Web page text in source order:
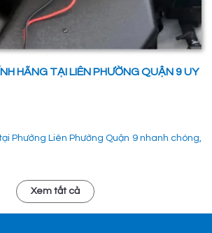
HÃNG TẠI LIÊN PHƯỜNG QUẬN 9 UY
Phường Liên Phường Quận 9 nhanh chóng,
Xem tất cả